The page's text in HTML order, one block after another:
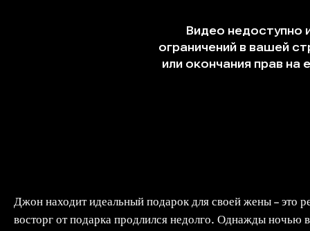
Джон находит идеальный подарок для своей жены – это
восторг от подарка продлился недолго. Однажды ночью